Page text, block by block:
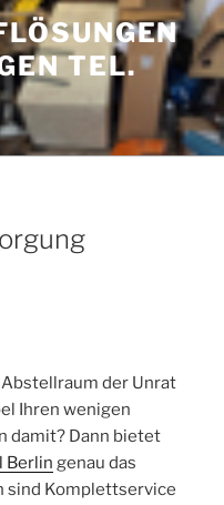
TEL.
der Unrat
Ihren wenigen
damit? Dann bietet
Berlin genau das
sind Komplettservice